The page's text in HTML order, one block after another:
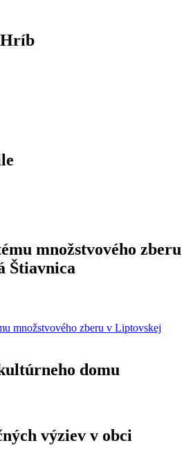
množstvového zberu
Štiavnica
množstvového zberu v Liptovskej
domu
výziev v obci